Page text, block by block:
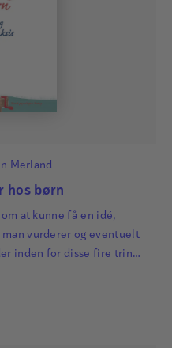
Merland
hos børn
at kunne få en idé,
vurderer og eventuelt
inden for disse fire trin
og selvorganisering.